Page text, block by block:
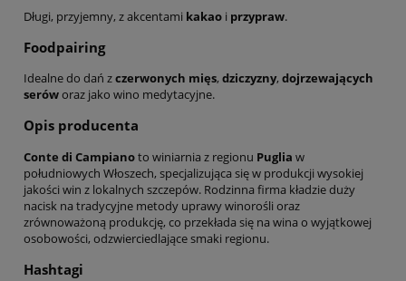
Długi, przyjemny, z akcentami kakao i przypraw.
Foodpairing
Idealne do dań zczerwonych mięs, dziczyzny, dojrzewających
seróworaz jako wino medytacyjne.
Opis producenta
Conte di Campianoto winiarnia z regionu Puglia w
południowych Włoszech, specjalizująca się w produkcji wysokiej
jakości win z lokalnych szczepów. Rodzinna firma kładzie duży
nacisk na tradycyjne metody uprawy winorośli oraz
zrównoważoną produkcję, co przekłada się na wina o wyjątkowej
osobowości, odzwierciedlające smaki regionu.
Hashtagi